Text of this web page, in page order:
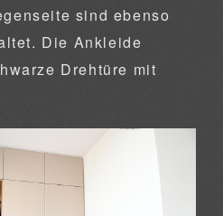
sind ebenso
Die Ankleide
Drehtüre mit